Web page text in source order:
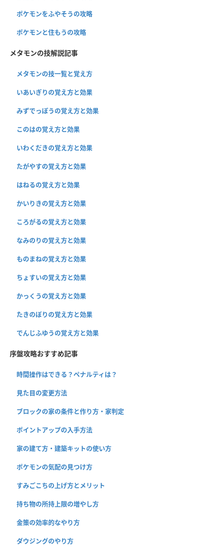
ポケモンをふやそうの攻略
ポケモンと住もうの攻略
メタモンの技解説記事
メタモンの技一覧と覚え方
いあいぎりの覚え方と効果
みずでっぽうの覚え方と効果
このはの覚え方と効果
いわくだきの覚え方と効果
たがやすの覚え方と効果
はねるの覚え方と効果
かいりきの覚え方と効果
ころがるの覚え方と効果
なみのりの覚え方と効果
ものまねの覚え方と効果
ちょすいの覚え方と効果
かっくうの覚え方と効果
たきのぼりの覚え方と効果
でんじふゆうの覚え方と効果
序盤攻略おすすめ記事
時間操作はできる？ペナルティは？
見た目の変更方法
ブロックの家の条件と作り方・家判定
ポイントアップの入手方法
家の建て方・建築キットの使い方
ポケモンの気配の見つけ方
すみごこちの上げ方とメリット
持ち物の所持上限の増やし方
金策の効率的なやり方
ダウジングのやり方